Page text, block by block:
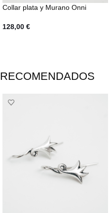
Collar plata y Murano Onni
128,00 €
RECOMENDADOS